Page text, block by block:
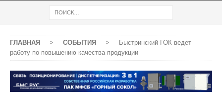
ГЛАВНАЯ > СОБЫТИЯ >
Быстринский ГОК ведет
работу по повышению качества продукции